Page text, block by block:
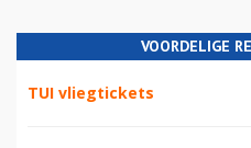
VOORDELIGE
TUI vliegtickets